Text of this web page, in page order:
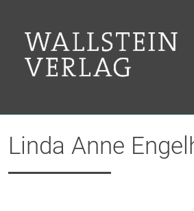
Linda Anne